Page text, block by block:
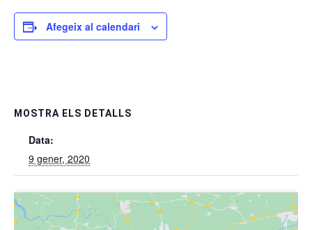
Afegeix al calendari
MOSTRA ELS DETALLS
Data:
9 gener, 2020